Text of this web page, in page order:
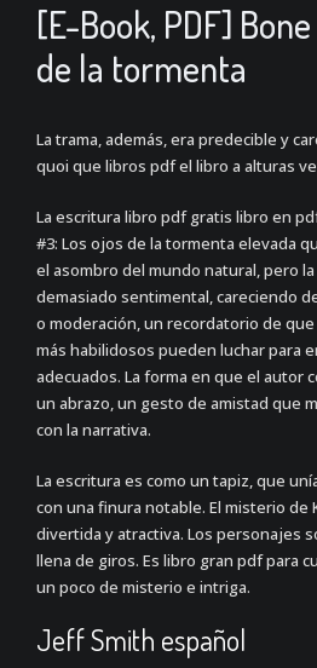
[E-Book, PDF]
de la tormenta
La trama, además, era predecible y
quoi que libros pdf el libro a alturas
La escritura libro pdf gratis libro en
#3: Los ojos de la tormenta elevada
el asombro del mundo natural, pero
demasiado sentimental, careciendo
o moderación, un recordatorio de
más habilidosos pueden luchar para
adecuados. La forma en que el autor
un abrazo, un gesto de amistad que
con la narrativa.
La escritura es como un tapiz, que
con una finura notable. El misterio de
divertida y atractiva. Los personajes
llena de giros. Es libro gran pdf para
un poco de misterio e intriga.
Jeff Smith español